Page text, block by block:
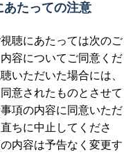
あたっての注意
聴にあたっては次のご
容についてご同意くだ
いただいた場合には、
意されたものとさせて
項の内容に同意いただ
ちに中止してくださ
内容は予告なく変更す